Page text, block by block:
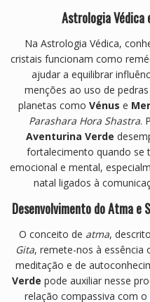
Astrologia Védica
Na Astrologia Védica,
cristais funcionam como
ajudar a equilibrar
menções ao uso de
planetas comoVénus e
Parashara Hora Shastra.
Aventurina Verde
fortalecimento quando se
emocional e mental,
natal ligados à
Desenvolvimento do Atma e
O conceito de atma,
Gita, remete-nos à essência
meditação e de
Verde pode auxiliar nesse
relação compassiva com